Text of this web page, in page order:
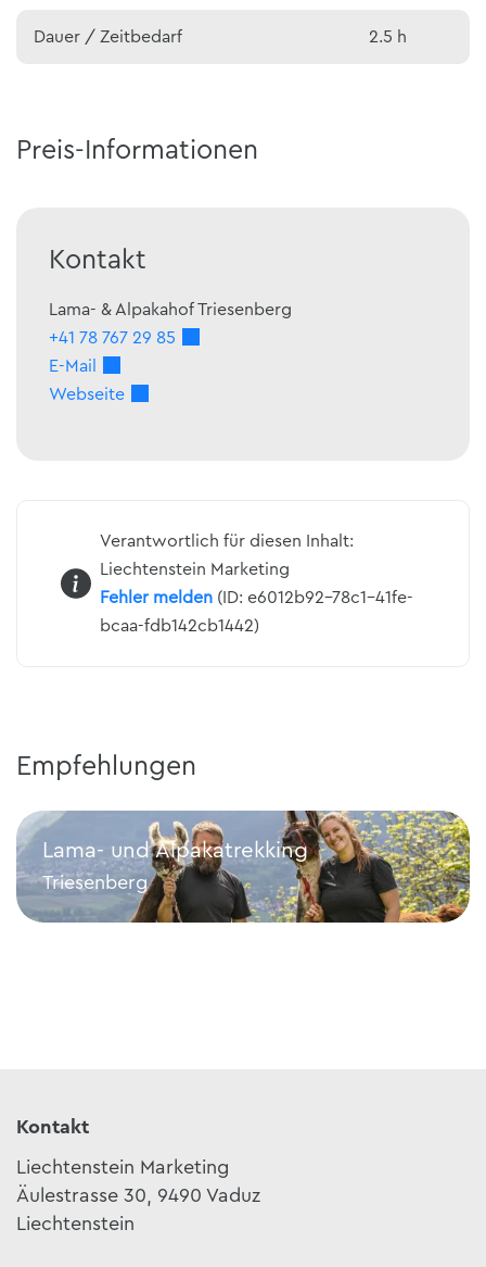
Dauer / Zeitbedarf 2.5 h
Preis-Informationen
Kontakt
Lama- & Alpakahof Triesenberg
+41 78 767 29 85
E-Mail
Webseite
Verantwortlich für diesen Inhalt:
Liechtenstein Marketing
Fehler melden(ID: e6012b92-78c1-41fe-
bcaa-fdb142cb1442)
Empfehlungen
Lama- und Alpakatrekking
Triesenberg
Lama- und Alpakatrekking
Kontakt
Liechtenstein Marketing
Äulestrasse 30, 9490 Vaduz
Liechtenstein